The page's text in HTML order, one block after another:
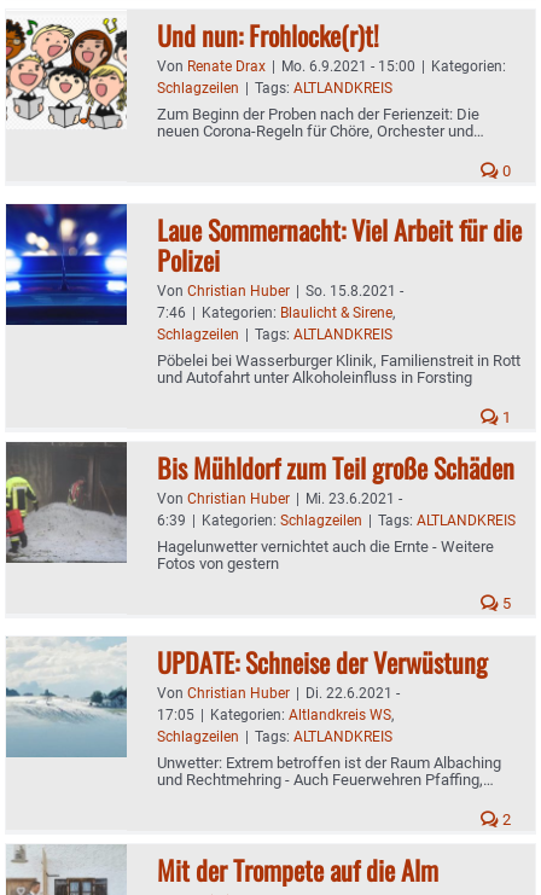
Und nun: Frohlocke(r)t!
Von Renate Drax | Mo. 6.9.2021 - 15:00 | Kategorien:
Schlagzeilen | Tags: ALTLANDKREIS
Zum Beginn der Proben nach der Ferienzeit: Die
neuen Corona-Regeln für Chöre, Orchester und
0
Laue Sommernacht: Viel Arbeit für die
Polizei
Von Christian Huber | So. 15.8.2021 -
7:46 | Kategorien: Blaulicht & Sirene,
Schlagzeilen | Tags: ALTLANDKREIS
Pöbelei bei Wasserburger Klinik, Familienstreit in Rott
und Autofahrt unter Alkoholeinfluss in Forsting
1
Bis Mühldorf zum Teil große Schäden
Von Christian Huber | Mi. 23.6.2021 -
6:39 | Kategorien: Schlagzeilen | Tags: ALTLANDKREIS
Hagelunwetter vernichtet auch die Ernte - Weitere
Fotos von gestern
5
UPDATE: Schneise der Verwüstung
Von Christian Huber | Di. 22.6.2021 -
17:05 | Kategorien: Altlandkreis WS,
Schlagzeilen | Tags: ALTLANDKREIS
Unwetter: Extrem betroffen ist der Raum Albaching
und Rechtmehring - Auch Feuerwehren Pfaffing,
2
Mit der Trompete auf die Alm